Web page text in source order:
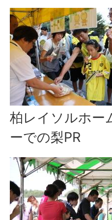
柏レイソルホー
ーでの梨PR